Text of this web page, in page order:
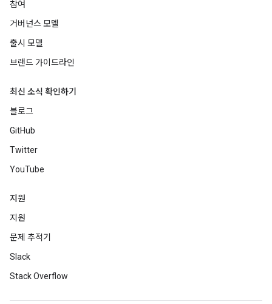
참여
거버넌스 모델
출시 모델
브랜드 가이드라인
최신 소식 확인하기
블로그
GitHub
Twitter
YouTube
지원
지원
문제 추적기
Slack
Stack Overflow